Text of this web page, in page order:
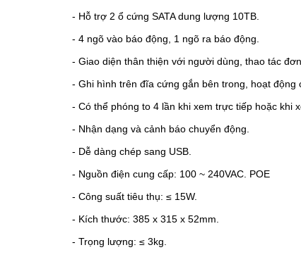
- Hỗ trợ 2 ổ cứng SATA dung lượng 10TB.
- 4 ngõ vào báo động, 1 ngõ ra báo động.
- Giao diện thân thiện với người dùng, thao tác
- Ghi hình trên đĩa cứng gắn bên trong, hoạt động
- Có thể phóng to 4 lần khi xem trực tiếp hoặc khi
- Nhận dạng và cảnh báo chuyển động.
- Dễ dàng chép sang USB.
- Nguồn điện cung cấp: 100 ~ 240VAC. POE
- Công suất tiêu thụ: ≤ 15W.
- Kích thước: 385 x 315 x 52mm.
- Trọng lượng: ≤ 3kg.